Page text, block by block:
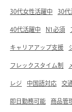
30代女性活躍中 30代
40代活躍中 N1必須
キャリアアップ支援
フレックスタイム制
レジ 中国語対応 交
即日勤務可能 商品管